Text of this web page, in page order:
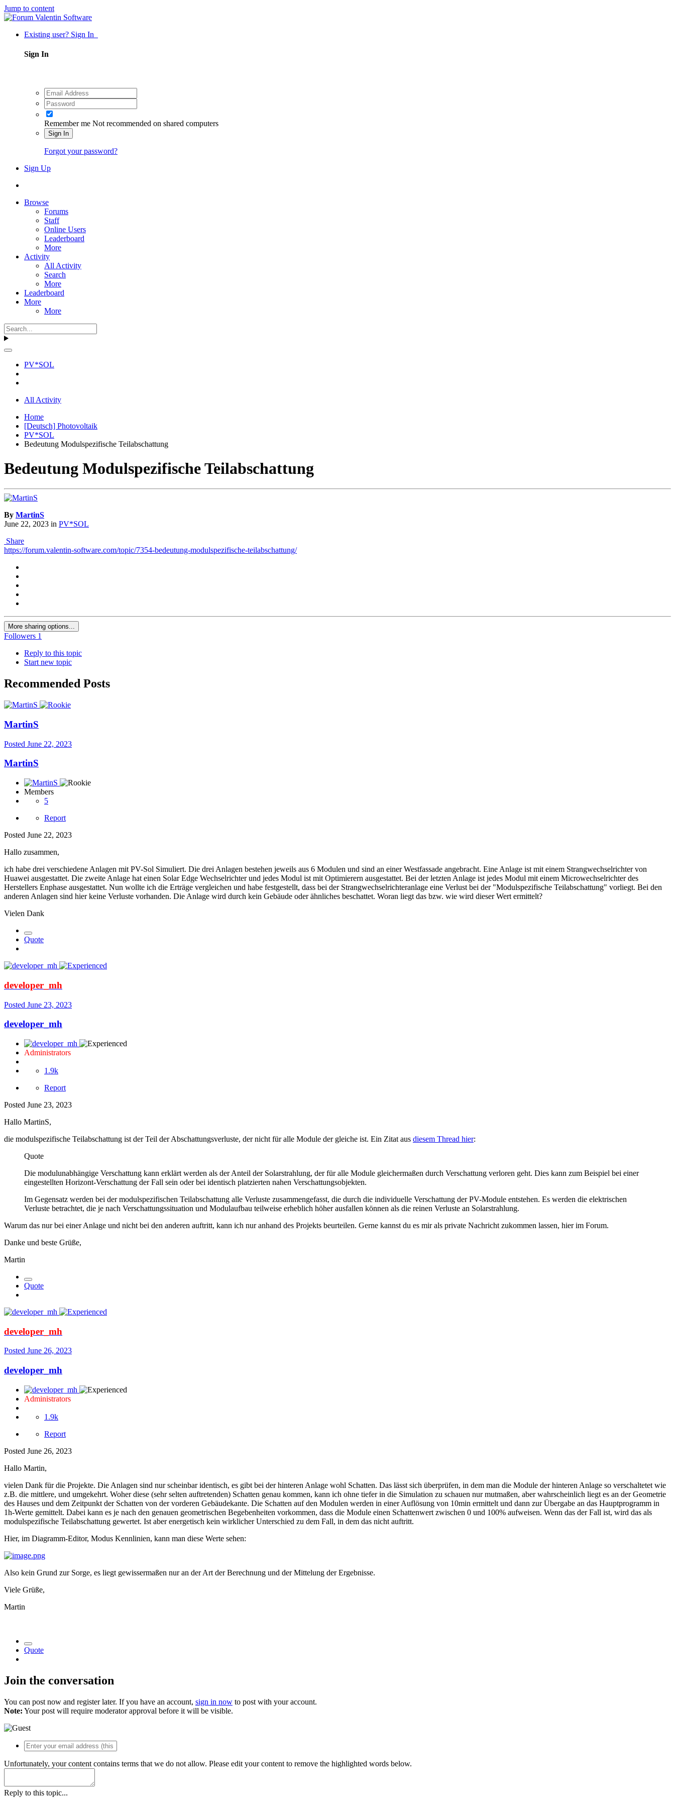
Jump to content
Existing user? Sign In
Sign In
Remember me Not recommended on shared computers
Sign In
Forgot your password?
Sign Up
Browse
Forums
Staff
Online Users
Leaderboard
More
Activity
All Activity
Search
More
Leaderboard
More
More
PV*SOL
All Activity
Home
[Deutsch] Photovoltaik
PV*SOL
Bedeutung Modulspezifische Teilabschattung
Bedeutung Modulspezifische Teilabschattung
By MartinS
June 22, 2023 in PV*SOL
Share
https://forum.valentin-software.com/topic/7354-bedeutung-modulspezifische-teilabschattung/
More sharing options...
Followers 1
Reply to this topic
Start new topic
Recommended Posts
MartinS
Posted June 22, 2023
MartinS
Members
5
Report
Posted June 22, 2023
Hallo zusammen,
ich habe drei verschiedene Anlagen mit PV-Sol Simuliert. Die drei Anlagen bestehen jeweils aus 6 Modulen und sind an einer Westfassade angebracht. Eine Anlage ist mit einem Strangwechselrichter von
Huawei ausgestattet. Die zweite Anlage hat einen Solar Edge Wechselrichter und jedes Modul ist mit Optimierern ausgestattet. Bei der letzten Anlage ist jedes Modul mit einem Microwechselrichter des
Herstellers Enphase ausgestattet. Nun wollte ich die Erträge vergleichen und habe festgestellt, dass bei der Strangwechselrichteranlage eine Verlust bei der "Modulspezifische Teilabschattung" vorliegt. Bei den
anderen Anlagen sind hier keine Verluste vorhanden. Die Anlage wird durch kein Gebäude oder ähnliches beschattet. Woran liegt das bzw. wie wird dieser Wert ermittelt?
Vielen Dank
Quote
developer_mh
Posted June 23, 2023
developer_mh
Administrators
1.9k
Report
Posted June 23, 2023
Hallo MartinS,
die modulspezifische Teilabschattung ist der Teil der Abschattungsverluste, der nicht für alle Module der gleiche ist. Ein Zitat aus diesem Thread hier:
Quote
Die modulunabhängige Verschattung kann erklärt werden als der Anteil der Solarstrahlung, der für alle Module gleichermaßen durch Verschattung verloren geht. Dies kann zum Beispiel bei einer
eingestellten Horizont-Verschattung der Fall sein oder bei identisch platzierten nahen Verschattungsobjekten.
Im Gegensatz werden bei der modulspezifischen Teilabschattung alle Verluste zusammengefasst, die durch die individuelle Verschattung der PV-Module entstehen. Es werden die elektrischen
Verluste betrachtet, die je nach Verschattungssituation und Modulaufbau teilweise erheblich höher ausfallen können als die reinen Verluste an Solarstrahlung.
Warum das nur bei einer Anlage und nicht bei den anderen auftritt, kann ich nur anhand des Projekts beurteilen. Gerne kannst du es mir als private Nachricht zukommen lassen, hier im Forum.
Danke und beste Grüße,
Martin
Quote
developer_mh
Posted June 26, 2023
developer_mh
Administrators
1.9k
Report
Posted June 26, 2023
Hallo Martin,
vielen Dank für die Projekte. Die Anlagen sind nur scheinbar identisch, es gibt bei der hinteren Anlage wohl Schatten. Das lässt sich überprüfen, in dem man die Module der hinteren Anlage so verschaltetet wie
z.B. die mittlere, und umgekehrt. Woher diese (sehr selten auftretenden) Schatten genau kommen, kann ich ohne tiefer in die Simulation zu schauen nur mutmaßen, aber wahrscheinlich liegt es an der Geometrie
des Hauses und dem Zeitpunkt der Schatten von der vorderen Gebäudekante. Die Schatten auf den Modulen werden in einer Auflösung von 10min ermittelt und dann zur Übergabe an das Hauptprogramm in
1h-Werte gemittelt. Dabei kann es je nach den genauen geometrischen Begebenheiten vorkommen, dass die Module einen Schattenwert zwischen 0 und 100% aufweisen. Wenn das der Fall ist, wird das als
modulspezifische Teilabschattung gewertet. Ist aber energetisch kein wirklicher Unterschied zu dem Fall, in dem das nicht auftritt.
Hier, im Diagramm-Editor, Modus Kennlinien, kann man diese Werte sehen:
Also kein Grund zur Sorge, es liegt gewissermaßen nur an der Art der Berechnung und der Mittelung der Ergebnisse.
Viele Grüße,
Martin
Quote
Join the conversation
You can post now and register later. If you have an account, sign in now to post with your account.
Note: Your post will require moderator approval before it will be visible.
Unfortunately, your content contains terms that we do not allow. Please edit your content to remove the highlighted words below.
Reply to this topic...